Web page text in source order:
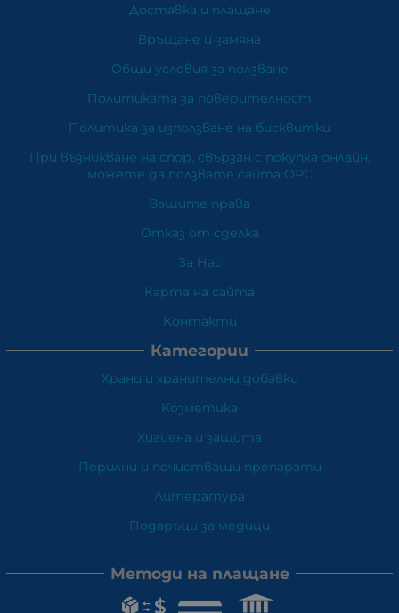
Доставка и плащане
Връщане и замяна
Общи условия за ползване
Политиката за поверителност
Политика за използване на бисквитки
При възникване на спор, свързан с покупка онлайн,
можете да ползвате сайта ОРС
Вашите права
Отказ от сделка
За Нас
Карта на сайта
Контакти
Категории
Храни и хранителни добавки
Козметика
Хигиена и защита
Перилни и почистващи препарати
Литература
Подаръци за медици
Методи на плащане